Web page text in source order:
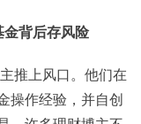
金背后存风险
推上风口。他们在
操作经验，并自创